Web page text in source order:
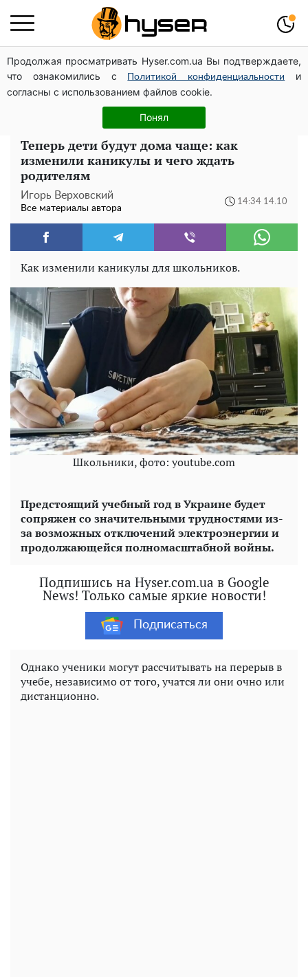
Продолжая просматривать Hyser.com.ua Вы подтверждаете,
что ознакомились с
Политикой конфиденциальности
и
согласны с использованием файлов cookie.
Понял
Может ли Почтовая площадь стать главной точкой
входа в исторический Киев
Голая Елена Тополя в интересных позах заставила
отвисать челюсти: слив видео – было только началом
Теперь дети будут дома чаще: как
изменили каникулы и чего ждать
родителям
Игорь Верховский
Все материалы автора
14:34 14.10
Как изменили каникулы для школьников.
Школьники, фото: youtube.com
Предстоящий учебный год в Украине будет
сопряжен со значительными трудностями из-
за возможных отключений электроэнергии и
продолжающейся полномасштабной войны.
Подпишись на Hyser.com.ua в Google
News! Только самые яркие новости!
Подписаться
Однако ученики могут рассчитывать на перерыв в
учебе, независимо от того, учатся ли они очно или
дистанционно.